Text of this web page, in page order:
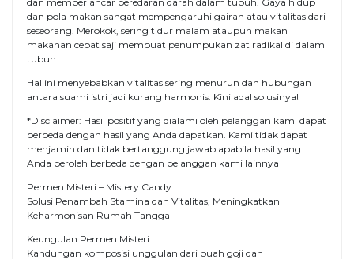
dan pola makan sangat mempengaruhi gairah atau vitalitas dari
seseorang. Merokok, sering tidur malam ataupun makan
makanan cepat saji membuat penumpukan zat radikal di dalam
tubuh.
Hal ini menyebabkan vitalitas sering menurun dan hubungan
antara suami istri jadi kurang harmonis. Kini adal solusinya!
*Disclaimer: Hasil positif yang dialami oleh pelanggan kami dapat
berbeda dengan hasil yang Anda dapatkan. Kami tidak dapat
menjamin dan tidak bertanggung jawab apabila hasil yang
Anda peroleh berbeda dengan pelanggan kami lainnya
Permen Misteri – Mistery Candy
Solusi Penambah Stamina dan Vitalitas, Meningkatkan
Keharmonisan Rumah Tangga
Keungulan Permen Misteri :
Kandungan komposisi unggulan dari buah goji dan